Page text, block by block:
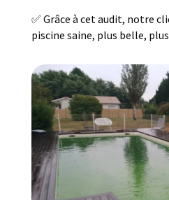
✅ Grâce à cet audit, notre
piscine saine, plus belle,